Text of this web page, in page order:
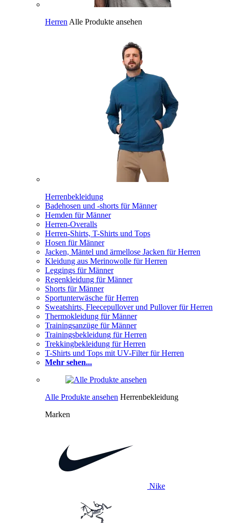
Herren Alle Produkte ansehen
Herrenbekleidung
Badehosen und -shorts für Männer
Hemden für Männer
Herren-Overalls
Herren-Shirts, T-Shirts und Tops
Hosen für Männer
Jacken, Mäntel und ärmellose Jacken für Herren
Kleidung aus Merinowolle für Herren
Leggings für Männer
Regenkleidung für Männer
Shorts für Männer
Sportunterwäsche für Herren
Sweatshirts, Fleecepullover und Pullover für Herren
Thermokleidung für Männer
Trainingsanzüge für Männer
Trainingsbekleidung für Herren
Trekkingbekleidung für Herren
T-Shirts und Tops mit UV-Filter für Herren
Mehr sehen...
Alle Produkte ansehen Herrenbekleidung
Marken
Nike